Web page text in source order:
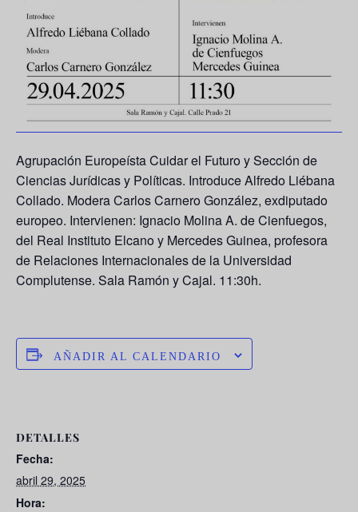
Agrupación Europeísta Cuidar el Futuro y Sección de
Ciencias Jurídicas y Políticas. IntroduceAlfredo Liébana
Collado. ModeraCarlos Carnero González, exdiputado
europeo. Intervienen: Ignacio Molina A. de Cienfuegos,
del Real Instituto Elcano y Mercedes Guinea, profesora
de Relaciones Internacionales de la Universidad
Complutense. Sala Ramón y Cajal. 11:30h.
AÑADIR AL CALENDARIO
DETALLES
Fecha:
abril 29, 2025
Hora: